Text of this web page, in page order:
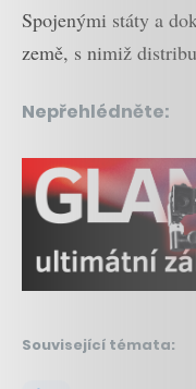
Spojenými státy a
země, s nimiž
Nepřehlédněte:
Související témata: